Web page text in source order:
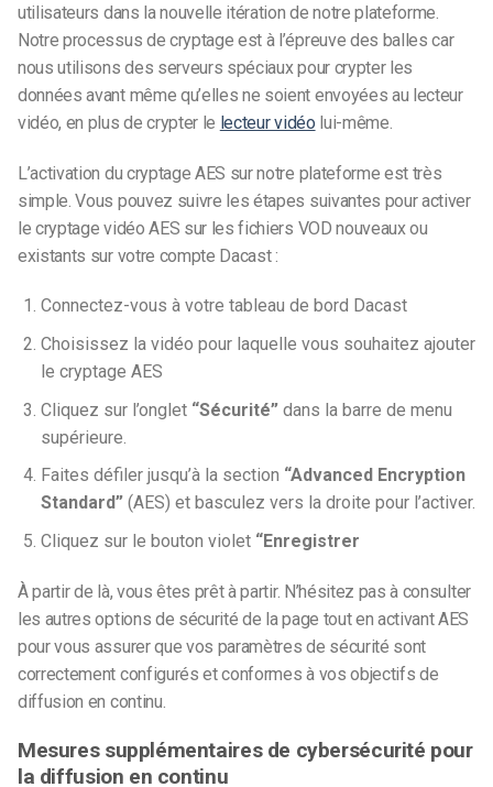
utilisateurs dans la nouvelle itération de notre plateforme.
Notre processus de cryptage est à l’épreuve des balles car
nous utilisons des serveurs spéciaux pour crypter les
données avant même qu’elles ne soient envoyées au lecteur
vidéo, en plus de crypter le lecteur vidéo lui-même.
L’activation du cryptage AES sur notre plateforme est très
simple. Vous pouvez suivre les étapes suivantes pour activer
le cryptage vidéo AES sur les fichiers VOD nouveaux ou
existants sur votre compte Dacast :
Connectez-vous à votre tableau de bord Dacast
Choisissez la vidéo pour laquelle vous souhaitez ajouter
le cryptage AES
Cliquez sur l’onglet “Sécurité”dans la barre de menu
supérieure.
Faites défiler jusqu’à la section “Advanced Encryption
Standard”(AES) et basculez vers la droite pour l’activer.
Cliquez sur le bouton violet “Enregistrer
À partir de là, vous êtes prêt à partir. N’hésitez pas à consulter
les autres options de sécurité de la page tout en activant AES
pour vous assurer que vos paramètres de sécurité sont
correctement configurés et conformes à vos objectifs de
diffusion en continu.
Mesures supplémentaires de cybersécurité pour
la diffusion en continu